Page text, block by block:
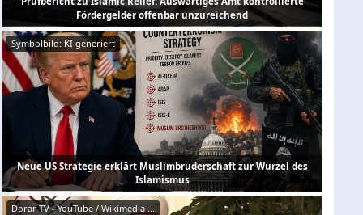
Fördergelder offenbar unzureichend
Symbolbild: KI generiert
Neue US Strategie erklärt Muslimbruderschaft zur Wurzel des
Islamismus
Dorar TV - YouTube / Wikimedia ...